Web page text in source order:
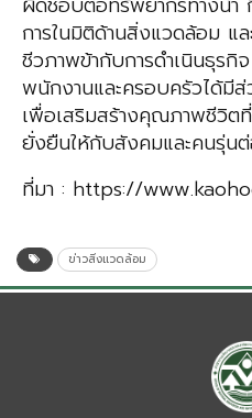
การในมิติด้านสิ่งแวดล้อม แ
ชีวภาพข้ากับการดำเนินธุรกิ
พนักงานและครอบครัวได้มี
เพื่อเสริมสร้างคุณภาพชีวิ
ยั่งยืนให้กับสังคมและคนรุ่นต่
ที่มา : https://
ข่าวสิ่งแวดล้อม